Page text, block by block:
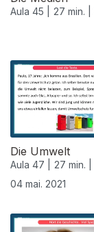
Aula 45 | 27 min. |
Die Umwelt
Aula 47 |
27 min. |
04 mai. 2021
542082